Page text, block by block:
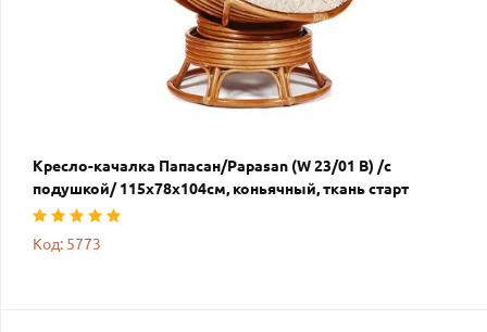
Кресло-качалка Папасан/Papasan (W 23/01 B) /с
подушкой/ 115х78х104см, коньячный, ткань старт
Код: 5773